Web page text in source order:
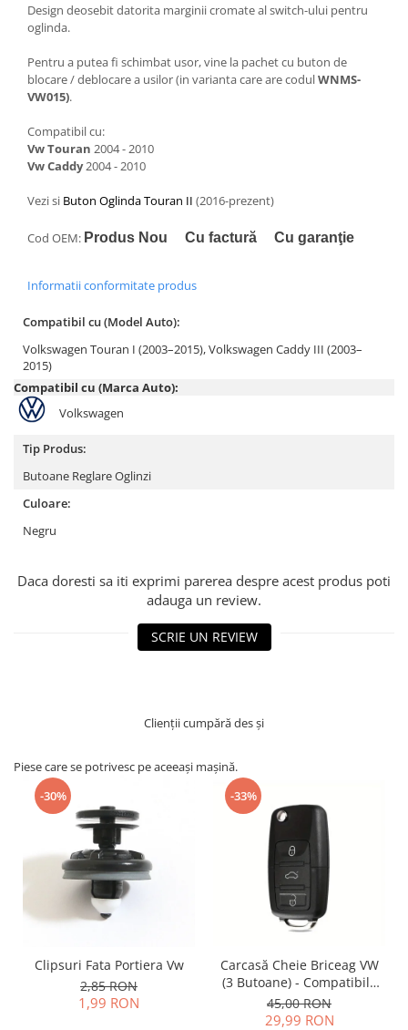
Design deosebit datorita marginii cromate al switch-ului pentru
oglinda.
Pentru a putea fi schimbat usor, vine la pachet cu buton de
blocare / deblocare a usilor (in varianta care are codulWNMS-
VW015).
Compatibil cu:
Vw Touran 2004 - 2010
Vw Caddy2004 - 2010
Vezi si Buton Oglinda Touran II (2016-prezent)
Cod OEM: Produs Nou Cu factură Cu garanţie
Informatii conformitate produs
Compatibil cu (Model Auto):
Volkswagen Touran I (2003–2015),Volkswagen Caddy III (2003–
2015)
Compatibil cu (Marca Auto):
Volkswagen
Tip Produs:
Butoane Reglare Oglinzi
Culoare:
Negru
Daca doresti sa iti exprimi parerea despre acest produs poti
adauga un review.
SCRIE UN REVIEW
Clienții cumpără des și
Piese care se potrivesc pe aceeași mașină.
-30%
Clipsuri Fata Portiera Vw
2,85 RON
1,99 RON
-33%
Carcasă Cheie Briceag VW
(3 Butoane) - Compatibilă
Golf 5, Jetta, Touran etc
45,00 RON
29,99 RON